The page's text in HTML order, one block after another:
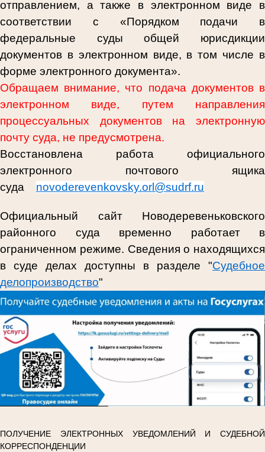
отправлением, а также в электронном виде в
соответствии с «Порядком подачи в
федеральные суды общей юрисдикции
документов в электронном виде, в том числе в
форме электронного документа».
Обращаем внимание, что подача документов в
электронном виде, путем направления
процессуальных документов на электронную
почту суда, не предусмотрена.
Восстановлена работа официального
электронного почтового ящика
суда
novoderevenkovsky.orl@sudrf.ru
Официальный сайт Новодеревеньковского
районного суда временно работает в
ограниченном режиме. Сведения о находящихся
в суде делах доступны в разделе "Судебное
делопроизводство"
ПОЛУЧЕНИЕ ЭЛЕКТРОННЫХ УВЕДОМЛЕНИЙ И СУДЕБНОЙ
КОРРЕСПОНДЕНЦИИ